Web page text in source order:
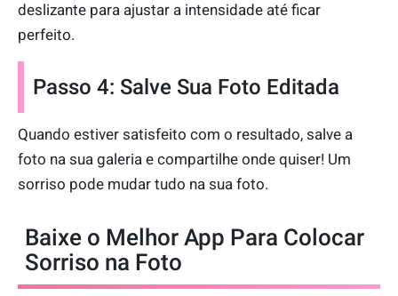
deslizante para ajustar a intensidade até ficar
perfeito.
Passo 4: Salve Sua Foto Editada
Quando estiver satisfeito com o resultado, salve a
foto na sua galeria e compartilhe onde quiser! Um
sorriso pode mudar tudo na sua foto.
Baixe o Melhor App Para Colocar
Sorriso na Foto